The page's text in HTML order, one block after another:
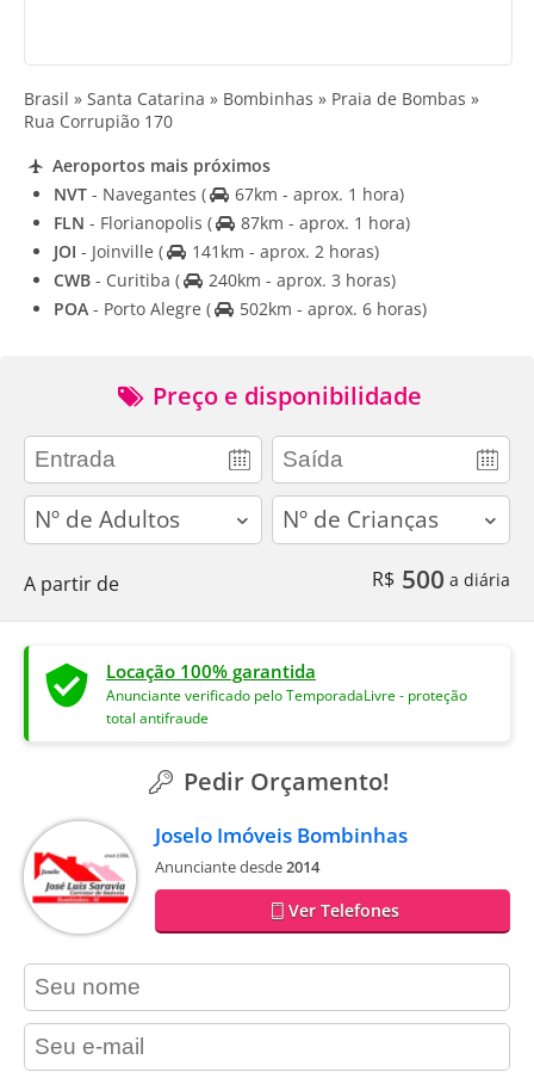
Brasil » Santa Catarina » Bombinhas » Praia de Bombas »
Rua Corrupião 170
Aeroportos mais próximos
NVT - Navegantes (
67km - aprox. 1 hora)
FLN - Florianopolis (
87km - aprox. 1 hora)
JOI - Joinville (
141km - aprox. 2 horas)
CWB - Curitiba (
240km - aprox. 3 horas)
POA - Porto Alegre ( 502km - aprox. 6 horas)
Preço e disponibilidade
adults children
A partir de R$ 500 a diária
Locação 100% garantida
Anunciante verificado pelo TemporadaLivre - proteção
total antifraude
Pedir Orçamento!
Joselo Imóveis Bombinhas
Anunciante desde2014
Ver Telefones
contact_name
contact_email